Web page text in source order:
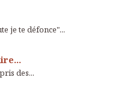
je te défonce"...
des...